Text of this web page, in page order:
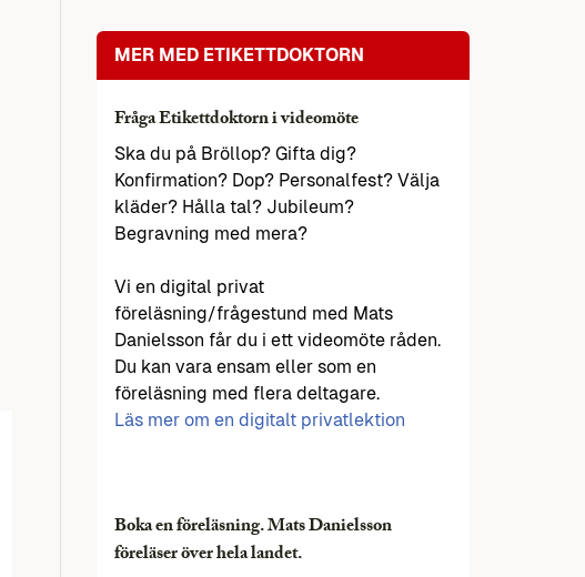
MER MED ETIKETTDOKTORN
Fråga Etikettdoktorn i videomöte
Ska du på Bröllop? Gifta dig?
Konfirmation? Dop? Personalfest? Välja
kläder? Hålla tal? Jubileum?
Begravning med mera?
Vi en digital privat
föreläsning/frågestund med Mats
Danielsson får du i ett videomöte råden.
Du kan vara ensam eller som en
föreläsning med flera deltagare.
Läs mer om en digitalt privatlektion
Boka en föreläsning. Mats Danielsson
föreläser över hela landet.